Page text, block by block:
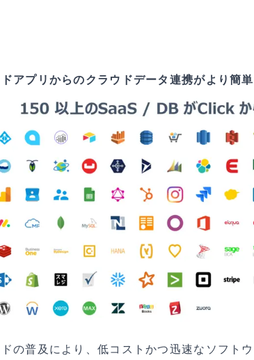
ドアプリからのクラウドデータ連携がより簡
ドの普及により、低コストかつ迅速なソフト